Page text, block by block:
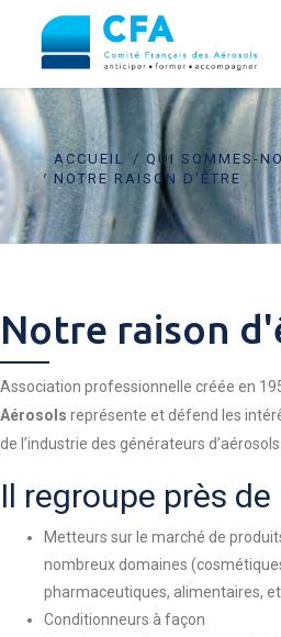
ACCUEIL
QUI SOMMES-
NOTRE RAISON D’ÊTRE
Notre raison
Association professionnelle créée en
Aérosols représente et défend les
de l’industrie des générateurs d’aérosols.
Il regroupe près
Metteurs sur le marché de
nombreux domaines
pharmaceutiques, alimentaires,
Conditionneurs à façon